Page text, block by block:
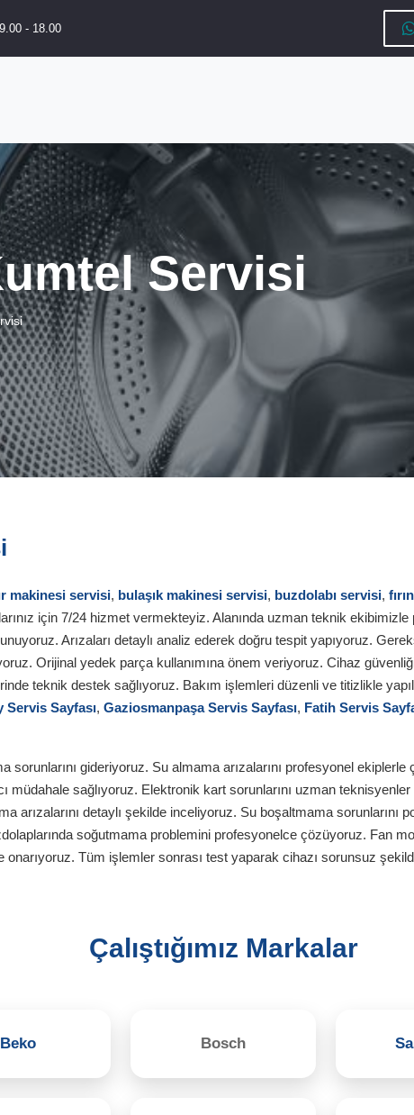
- 18.00
Servisi
makinesi servisi, bulaşık makinesi servisi, buzdolabı servisi,
için 7/24 hizmet vermekteyiz. Alanında uzman teknik
Arızaları detaylı analiz ederek doğru tespit yapıyoruz.
Orijinal yedek parça kullanımına önem veriyoruz. Cihaz
teknik destek sağlıyoruz. Bakım işlemleri düzenli ve titizlikle
Servis Sayfası, Gaziosmanpaşa Servis Sayfası, Fatih Servis
sorunlarını gideriyoruz. Su almama arızalarını profesyonel
müdahale sağlıyoruz. Elektronik kart sorunlarını uzman
arızalarını detaylı şekilde inceliyoruz. Su boşaltmama sorunlarını
soğutmama problemini profesyonelce çözüyoruz. Fan
onarıyoruz. Tüm işlemler sonrası test yaparak cihazı sorunsuz
Çalıştığımız Markalar
Beko Bosch